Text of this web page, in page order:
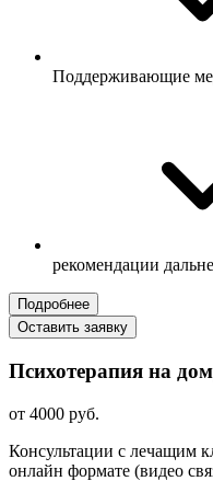
Поддерживающие
рекомендации
Подробнее
Оставить заявку
Психотерапия на
от 4000 руб.
Консультации с лечащим
онлайн формате (видео